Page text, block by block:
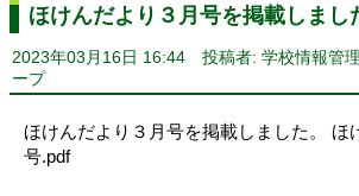
ほけんだより３月号を掲載しまし
2023年03月16日 16:44 投稿者: 学校情報管
ープ
ほけんだより３月号を掲載しました。 ほ
号.pdf